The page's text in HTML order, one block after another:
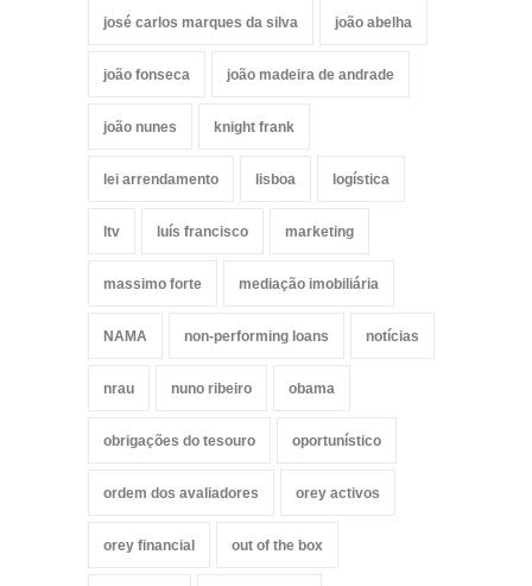
josé carlos marques da silva joão abelha
joão fonseca joão madeira de andrade
joão nunes knight frank
lei arrendamento lisboa logística
ltv luís francisco marketing
massimo forte mediação imobiliária
NAMA non-performing loans notícias
nrau nuno ribeiro obama
obrigações do tesouro oportunístico
ordem dos avaliadores orey activos
orey financial out of the box